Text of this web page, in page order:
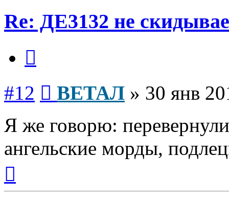
Re: ДЕ3132 не
#12 ВЕТАЛ » 30 янв
Я же говорю:
ангельские морды,
началу